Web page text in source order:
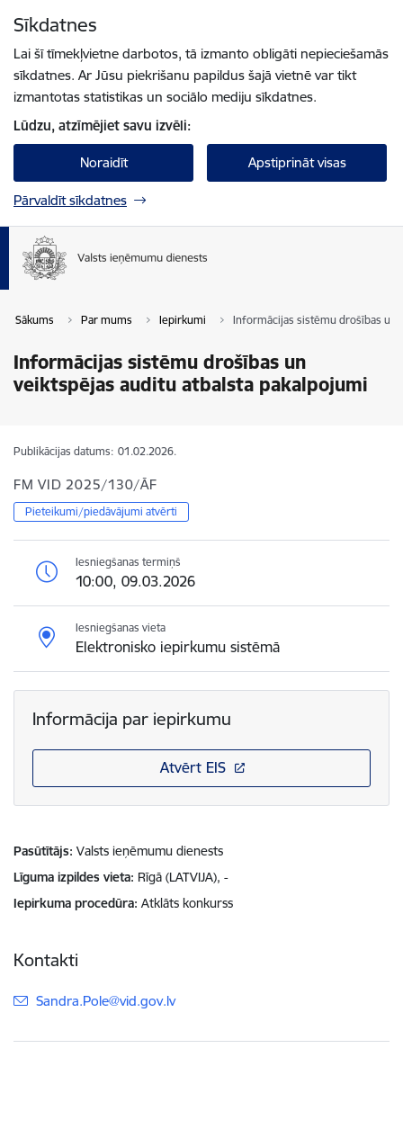
Sīkdatnes
Lai šī tīmekļvietne darbotos, tā izmanto obligāti nepieciešamās
sīkdatnes. Ar Jūsu piekrišanu papildus šajā vietnē var tikt
izmantotas statistikas un sociālo mediju sīkdatnes.
Lūdzu, atzīmējiet savu izvēli:
Noraidīt Apstiprināt visas
Pārvaldīt sīkdatnes
Sākums Par mums Iepirkumi Informācijas sistēmu drošības un
Informācijas sistēmu drošības un
veiktspējas auditu atbalsta pakalpojumi
Publikācijas datums: 01.02.2026.
FM VID 2025/130/ĀF
Pieteikumi/piedāvājumi atvērti
Iesniegšanas termiņš
10:00, 09.03.2026
Iesniegšanas vieta
Elektronisko iepirkumu sistēmā
Informācija par iepirkumu
Atvērt EIS
Pasūtītājs Valsts ieņēmumu dienests
Līguma izpildes vieta Rīgā (LATVIJA), -
Iepirkuma procedūra Atklāts konkurss
Kontakti
E-pasts:
Sandra.Pole@vid.gov.lv